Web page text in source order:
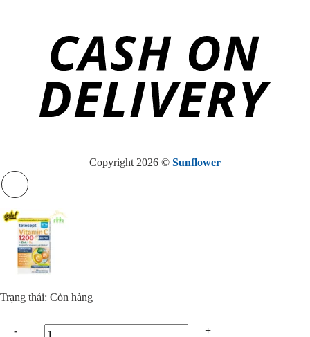
Copyright 2026 © Sunflower
Trạng thái: Còn hàng